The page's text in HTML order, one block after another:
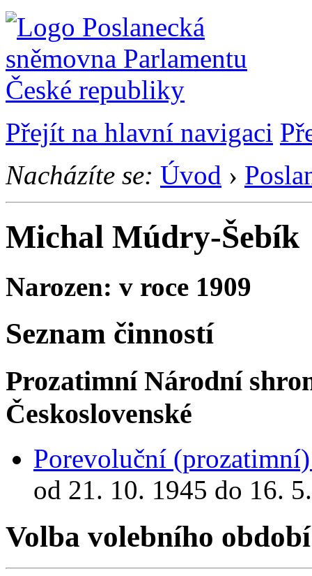
Přejít na hlavní navigaci
Nacházíte se: Úvod ›
Michal Múdry-Šebík
Narozen: v roce 1909
Seznam činností
Prozatimní Národní
Československé
Porevoluční
od 21. 10. 1945 do 16.
Volba volebního období